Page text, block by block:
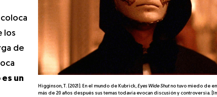
Higginson, T. (2021). En el mundo de Kubrick, Eyes Wide Shutno tuvo miedo de
más de 20 años después sus temas todavía evocan discusión y controversia.
los
de
un